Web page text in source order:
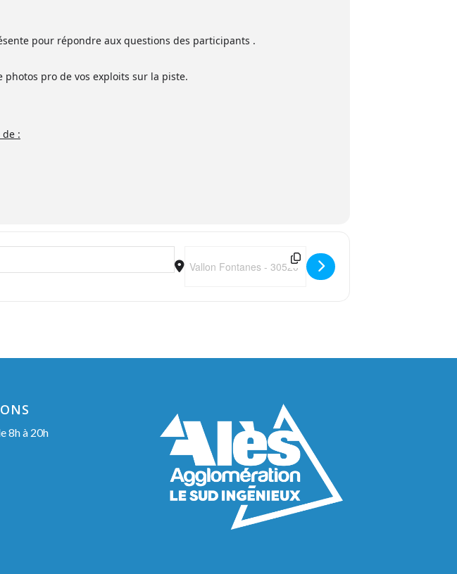
pour répondre aux questions des participants .
pro de vos exploits sur la piste.
:
Destination Address - Team PA 13 [AqUD5dtOD]
8h à 20h